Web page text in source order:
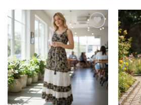
Agregar
favoritos